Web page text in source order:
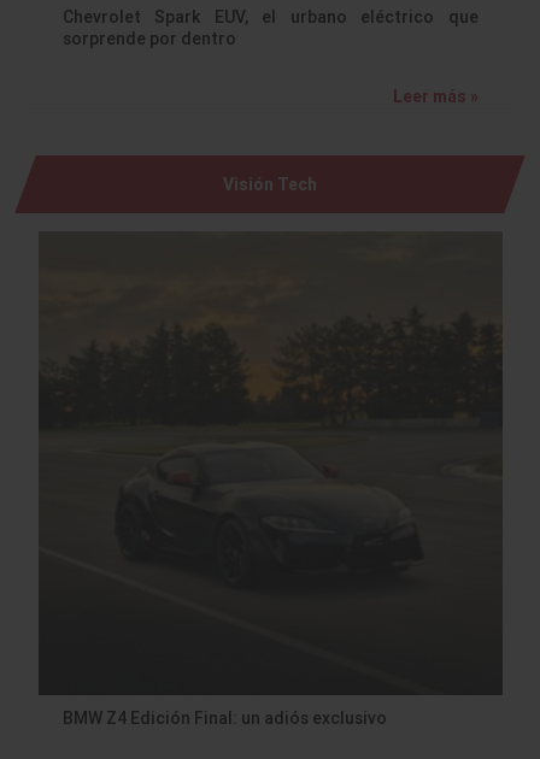
Chevrolet Spark EUV, el urbano eléctrico que
sorprende por dentro
Leer más »
Visión Tech
BMW Z4 Edición Final: un adiós exclusivo